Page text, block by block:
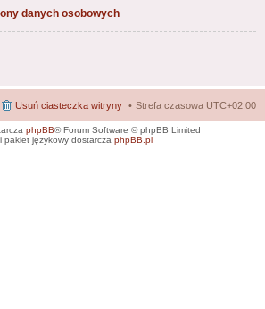
danych osobowych
Strefa czasowa UTC+02:00
Usuń ciasteczka witryny
phpBB® Forum Software © phpBB Limited
pakiet językowy dostarcza phpBB.pl